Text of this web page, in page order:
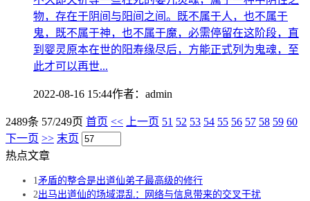
物，存在于阴间与阳间之间。既不属于人，也不属于
鬼，既不属于神，也不属于魔，必需停留在这阶段，直
到婴灵原本在世的阳寿缘尽后，方能正式列为鬼魂，至
此才可以再世...
2022-08-16 15:44作者： admin
2489条 57/249页 首页 << 上一页 51 52 53 54 55 56 57 58 59 60
下一页 >> 末页
热点文章
1矛盾的整合是出道仙弟子最高级的修行
2出马出道仙的场域混乱：网络与信息带来的交叉干扰